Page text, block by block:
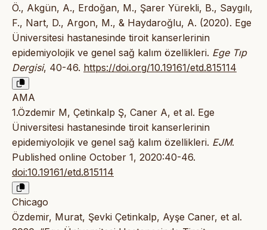
Ö., Akgün, A., Erdoğan, M., Şarer Yürekli, B., Saygılı,
F., Nart, D., Argon, M., & Haydaroğlu, A. (2020). Ege
Üniversitesi hastanesinde tiroit kanserlerinin
epidemiyolojik ve genel sağ kalım özellikleri. Ege Tıp
Dergisi, 40-46. https://doi.org/10.19161/etd.815114
AMA
1.Özdemir M, Çetinkalp Ş, Caner A, et al. Ege
Üniversitesi hastanesinde tiroit kanserlerinin
epidemiyolojik ve genel sağ kalım özellikleri. EJM.
Published online October 1, 2020:40-46.
doi:10.19161/etd.815114
Chicago
Özdemir, Murat, Şevki Çetinkalp, Ayşe Caner, et al.